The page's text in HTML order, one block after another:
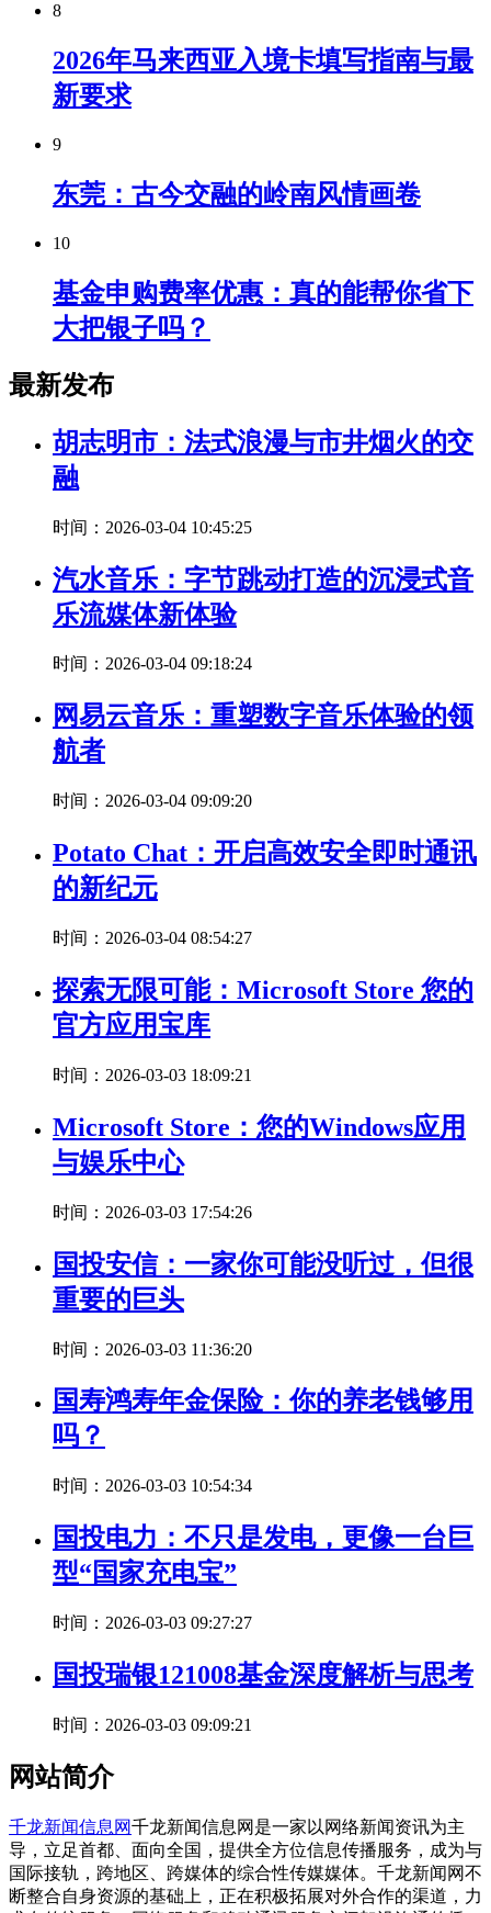
8
2026年马来西亚入境卡填写指南与最
新要求
9
东莞：古今交融的岭南风情画卷
10
基金申购费率优惠：真的能帮你省下
大把银子吗？
最新发布
胡志明市：法式浪漫与市井烟火的交
融
时间：2026-03-04 10:45:25
汽水音乐：字节跳动打造的沉浸式音
乐流媒体新体验
时间：2026-03-04 09:18:24
网易云音乐：重塑数字音乐体验的领
航者
时间：2026-03-04 09:09:20
Potato Chat：开启高效安全即时通讯
的新纪元
时间：2026-03-04 08:54:27
探索无限可能：Microsoft Store 您的
官方应用宝库
时间：2026-03-03 18:09:21
Microsoft Store：您的Windows应用
与娱乐中心
时间：2026-03-03 17:54:26
国投安信：一家你可能没听过，但很
重要的巨头
时间：2026-03-03 11:36:20
国寿鸿寿年金保险：你的养老钱够用
吗？
时间：2026-03-03 10:54:34
国投电力：不只是发电，更像一台巨
型“国家充电宝”
时间：2026-03-03 09:27:27
国投瑞银121008基金深度解析与思考
时间：2026-03-03 09:09:21
网站简介
千龙新闻信息网千龙新闻信息网是一家以网络新闻资讯为主
导，立足首都、面向全国，提供全方位信息传播服务，成为与
国际接轨，跨地区、跨媒体的综合性传媒媒体。千龙新闻网不
断整合自身资源的基础上，正在积极拓展对外合作的渠道，力